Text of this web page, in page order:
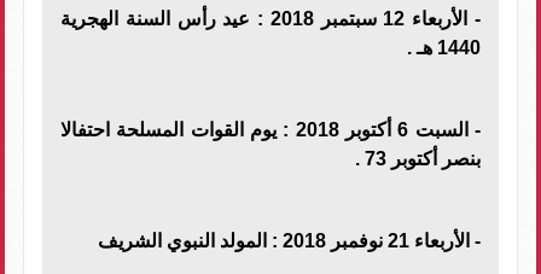
- الأربعاء 12 سبتمبر 2018 : عيد رأس السنة الهجرية
1440 هـ .
- السبت 6 أكتوبر 2018 : يوم القوات المسلحة احتفالا
بنصر أكتوبر 73 .
- الأربعاء 21 نوفمبر 2018 : المولد النبوي الشريف